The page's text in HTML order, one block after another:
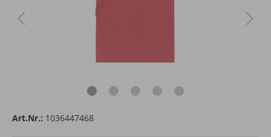
Art.Nr.: 1036447468